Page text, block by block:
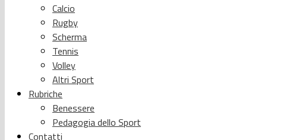
Calcio
Rugby
Scherma
Tennis
Volley
Altri Sport
Rubriche
Benessere
Pedagogia dello Sport
Contatti